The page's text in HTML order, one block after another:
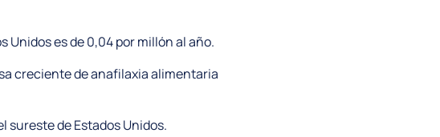
Unidos es de 0,04 por millón al año.
creciente de anafilaxia alimentaria
sureste de Estados Unidos.